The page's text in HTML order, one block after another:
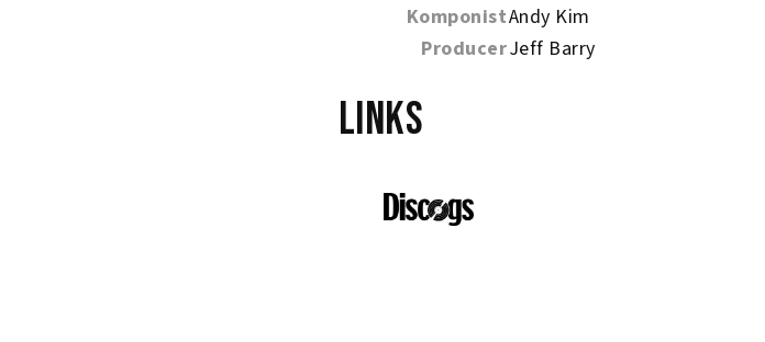
KomponistAndy Kim
ProducerJeff Barry
Links